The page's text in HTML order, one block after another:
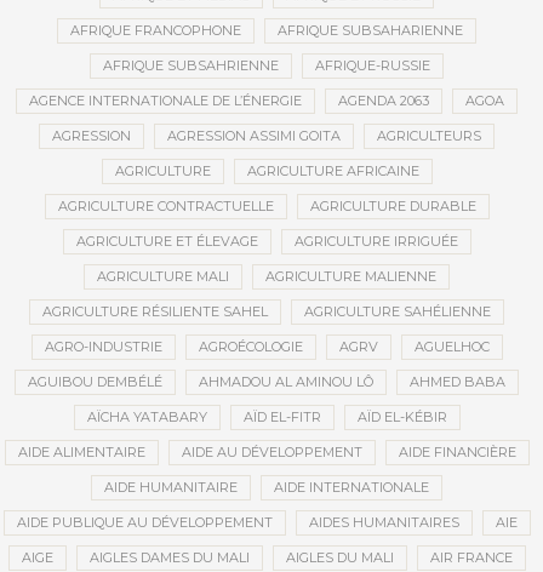
AFRIQUE FRANCOPHONE AFRIQUE SUBSAHARIENNE
AFRIQUE SUBSAHRIENNE AFRIQUE-RUSSIE
AGENCE INTERNATIONALE DE L’ÉNERGIE AGENDA 2063 AGOA
AGRESSION AGRESSION ASSIMI GOITA AGRICULTEURS
AGRICULTURE AGRICULTURE AFRICAINE
AGRICULTURE CONTRACTUELLE AGRICULTURE DURABLE
AGRICULTURE ET ÉLEVAGE AGRICULTURE IRRIGUÉE
AGRICULTURE MALI AGRICULTURE MALIENNE
AGRICULTURE RÉSILIENTE SAHEL AGRICULTURE SAHÉLIENNE
AGRO-INDUSTRIE AGROÉCOLOGIE AGRV AGUELHOC
AGUIBOU DEMBÉLÉ AHMADOU AL AMINOU LÔ AHMED BABA
AÏCHA YATABARY AÏD EL-FITR AÏD EL-KÉBIR
AIDE ALIMENTAIRE AIDE AU DÉVELOPPEMENT AIDE FINANCIÈRE
AIDE HUMANITAIRE AIDE INTERNATIONALE
AIDE PUBLIQUE AU DÉVELOPPEMENT AIDES HUMANITAIRES AIE
AIGE AIGLES DAMES DU MALI AIGLES DU MALI AIR FRANCE